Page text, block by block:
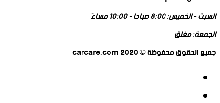
السبت - الخميس:8:00 صباحا - 10:00 مساءً
الجمعة:مغلق
جميع الحقوق محفوظة © 2020 carcare.com